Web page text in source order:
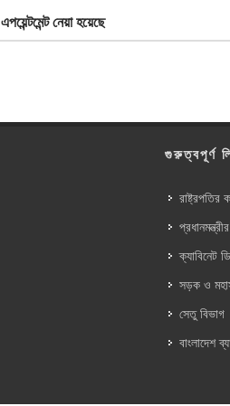
এপয়েন্টমেন্ট নেয়া হয়েছে
গুরুত্বপূর্ণ
রাষ্ট্রপতির
ক্যাবিনেট
সড়ক ও
সেতু বিভাগ
বাংলাদেশ